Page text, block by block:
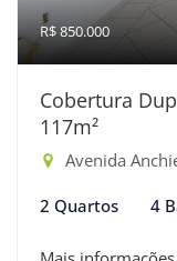
R$ 850.000
Cobertura
117m²
Avenida
2 Quartos 4